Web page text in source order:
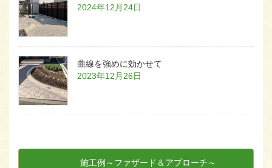
2024年12月24日
曲線を強めに効かせて
2023年12月26日
施工例～ファザード＆アプローチ～